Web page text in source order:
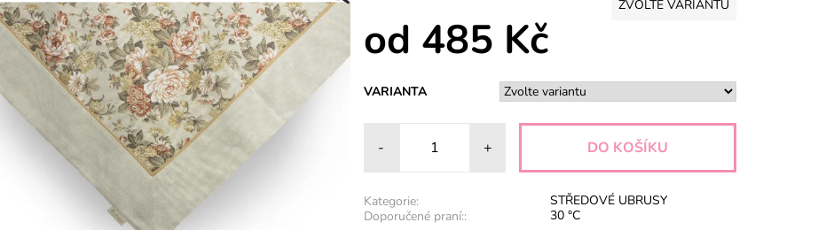
ZVOLTE VARIANTU
od 485 Kč
VARIANTA
- +
Kategorie:
STŘEDOVÉ UBRUSY
Doporučené praní::
30 °C